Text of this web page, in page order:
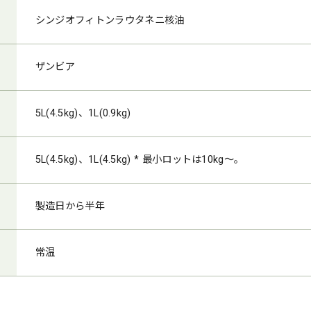
シンジオフィトンラウタネニ核油
ザンビア
5L(4.5kg)、1L(0.9kg)
5L(4.5kg)、1L(4.5kg) * 最小ロットは10kg～。
製造日から半年
常温